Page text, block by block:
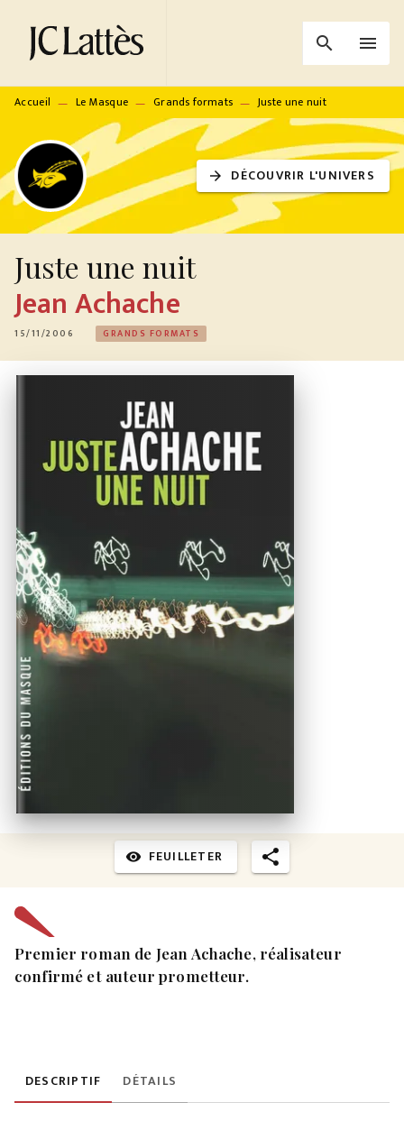
MENU RECHERCHE
PIED DE PAGE
search menu
Accueil — Le Masque — Grands formats — Juste une nuit
arrow_forward DÉCOUVRIR L'UNIVERS
Juste une nuit
Jean Achache
15/11/2006 GRANDS FORMATS
visibility FEUILLETER
Premier roman de Jean Achache, réalisateur
confirmé et auteur prometteur.
DESCRIPTIF DÉTAILS